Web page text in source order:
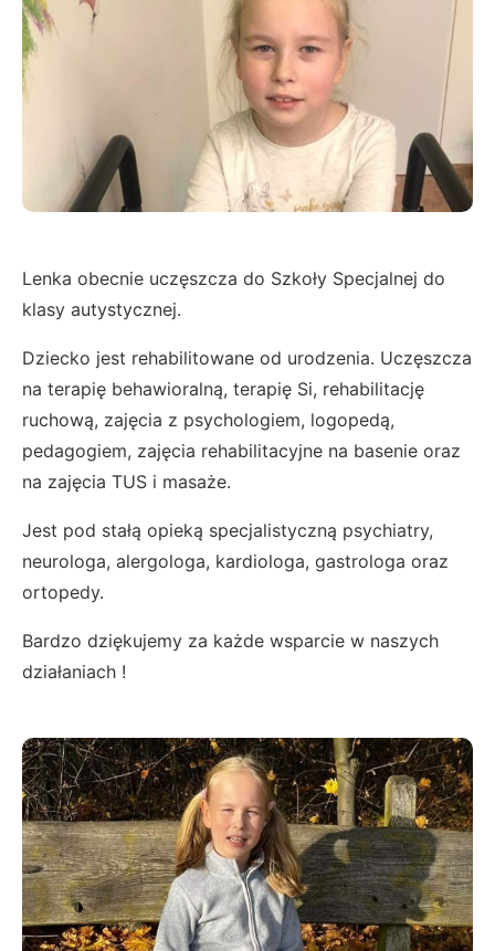
Lenka obecnie uczęszcza do Szkoły Specjalnej do
klasy autystycznej.
Dziecko jest rehabilitowane od urodzenia. Uczęszcza
na terapię behawioralną, terapię Si, rehabilitację
ruchową, zajęcia z psychologiem, logopedą,
pedagogiem, zajęcia rehabilitacyjne na basenie oraz
na zajęcia TUS i masaże.
Jest pod stałą opieką specjalistyczną psychiatry,
neurologa, alergologa, kardiologa, gastrologa oraz
ortopedy.
Bardzo dziękujemy za każde wsparcie w naszych
działaniach !